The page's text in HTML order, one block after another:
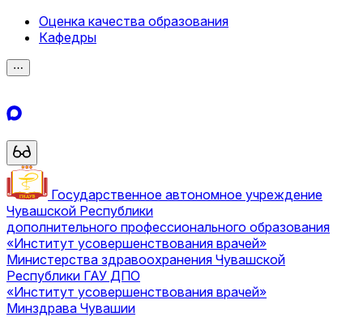
Оценка качества образования
Кафедры
⋯
Государственное автономное учреждение
Чувашской Республики
дополнительного профессионального образования
«Институт усовершенствования врачей»
Министерства здравоохранения Чувашской
Республики ГАУ ДПО
«Институт усовершенствования врачей»
Минздрава Чувашии